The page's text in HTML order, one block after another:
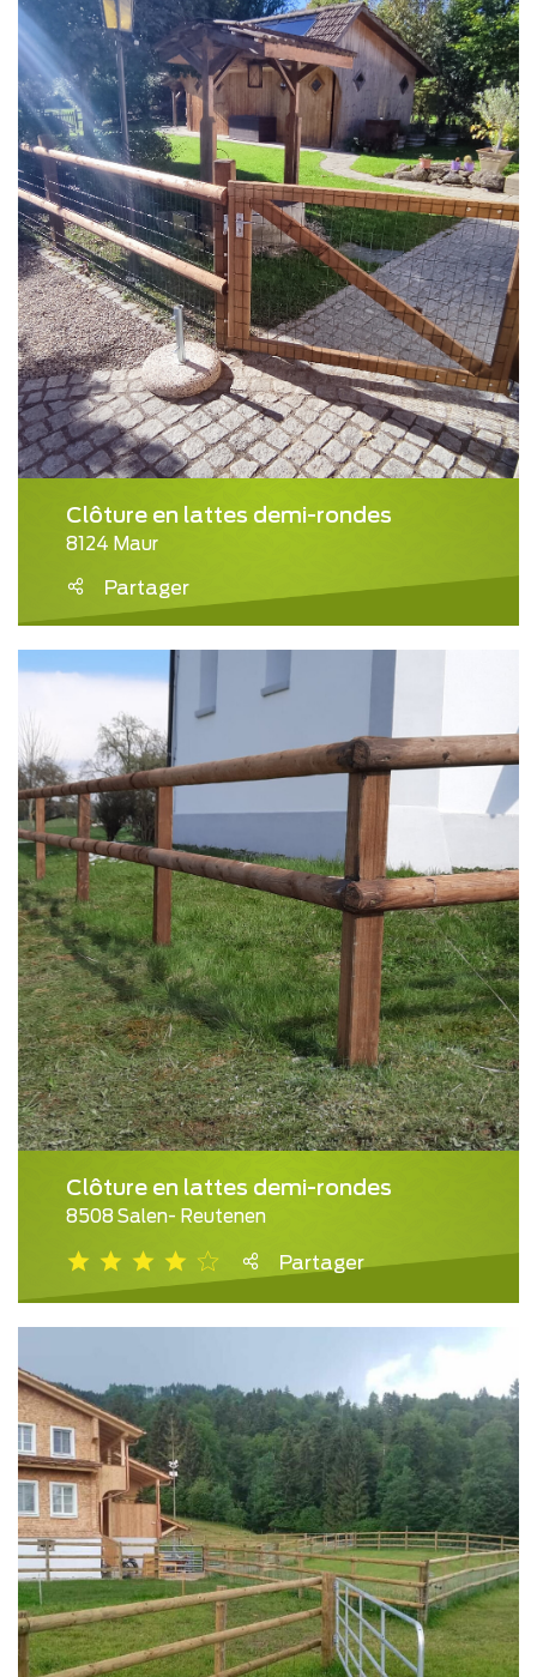
Clôture en lattes demi-rondes
8124 Maur
Partager
Clôture en lattes demi-rondes
8508 Salen- Reutenen
Partager